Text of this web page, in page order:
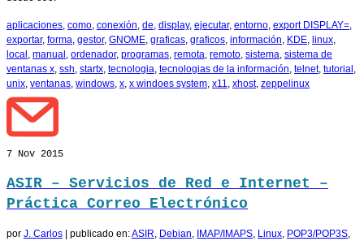
aplicaciones, como, conexión, de, display, ejecutar, entorno, export DISPLAY=,
exportar, forma, gestor, GNOME, graficas, graficos, información, KDE, linux,
local , manual , ordenador, programas, remota, remoto, sistema, sistema de
ventanas x, ssh, startx, tecnologia, tecnologias de la información, telnet, tutorial ,
unix, ventanas, windows, x, x windoes system, x11, xhost, zeppelinux
7 Nov 2015
ASIR – Servicios de Red e Internet –
Práctica Correo Electrónico
por J. Carlos | publicado en:ASIR Debian IMAP/IMAPS Linux POP3/POP3S